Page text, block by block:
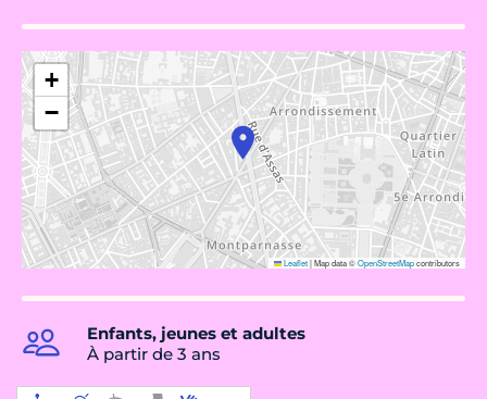
+
−
Leaflet|Map data ©OpenStreetMapcontributors
Enfants, jeunes et adultes
À partir de 3 ans